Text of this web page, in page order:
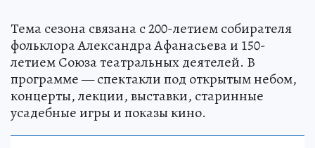
Тема сезона связана с 200-летием собирателя
фольклора Александра Афанасьева и 150-
летием Союза театральных деятелей. В
программе — спектакли под открытым небом,
концерты, лекции, выставки, старинные
усадебные игры и показы кино.